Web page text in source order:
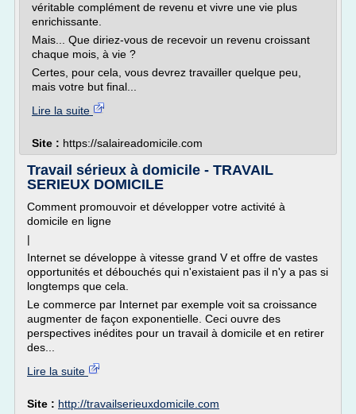
véritable complément de revenu et vivre une vie plus
enrichissante.
Mais... Que diriez-vous de recevoir un revenu croissant
chaque mois, à vie ?
Certes, pour cela, vous devrez travailler quelque peu,
mais votre but final...
Lire la suite
Site : https://salaireadomicile.com
Travail sérieux à domicile - TRAVAIL
SERIEUX DOMICILE
Comment promouvoir et développer votre activité à
domicile en ligne
|
Internet se développe à vitesse grand V et offre de vastes
opportunités et débouchés qui n'existaient pas il n'y a pas si
longtemps que cela.
Le commerce par Internet par exemple voit sa croissance
augmenter de façon exponentielle. Ceci ouvre des
perspectives inédites pour un travail à domicile et en retirer
des...
Lire la suite
Site : http://travailserieuxdomicile.com